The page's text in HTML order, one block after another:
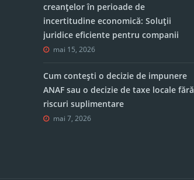
creanțelor în perioade de
incertitudine economică: Soluții
juridice eficiente pentru companii
mai 15, 2026
Cum contești o decizie de impunere
ANAF sau o decizie de taxe locale fără
riscuri suplimentare
mai 7, 2026